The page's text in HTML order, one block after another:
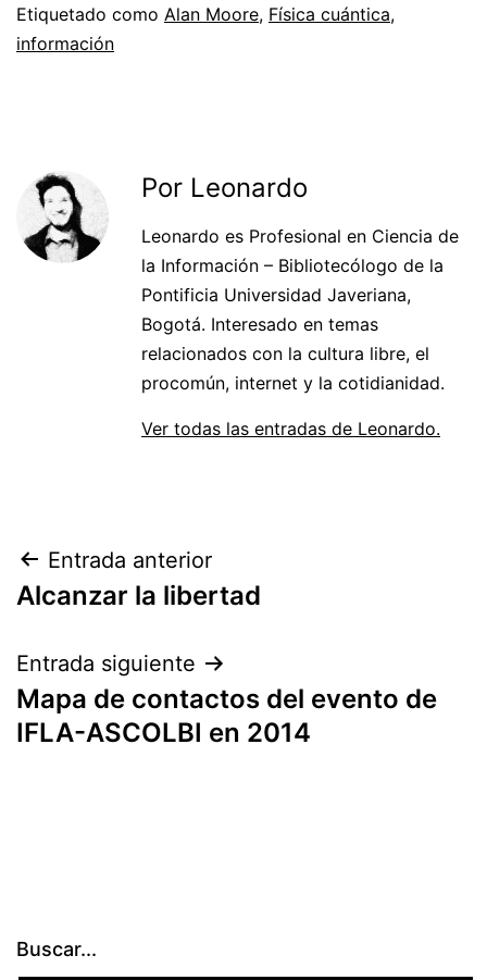
Etiquetado como Alan Moore, Física cuántica,
información
Por Leonardo
Leonardo es Profesional en Ciencia de
la Información – Bibliotecólogo de la
Pontificia Universidad Javeriana,
Bogotá. Interesado en temas
relacionados con la cultura libre, el
procomún, internet y la cotidianidad.
Ver todas las entradas de Leonardo.
Navegación
de
entradas
Entrada anterior
Alcanzar la libertad
Entrada siguiente
Mapa de contactos del evento de
IFLA-ASCOLBI en 2014
Buscar...